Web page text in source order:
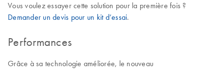
Vous voulez essayer cette solution pour la première fois ?
Demander un devis pour un kit d’essai.
Performances
Grâce à sa technologie améliorée, le nouveau